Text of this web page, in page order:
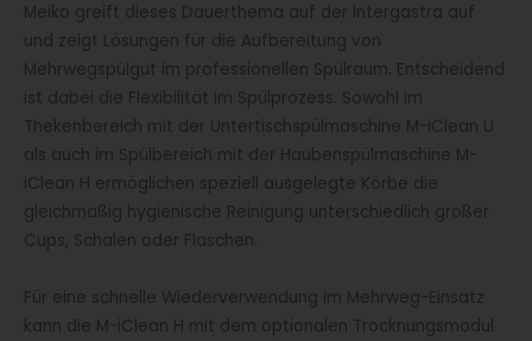
Meiko greift dieses Dauerthema auf der Intergastra auf
und zeigt Lösungen für die Aufbereitung von
Mehrwegspülgut im professionellen Spülraum. Entscheidend
ist dabei die Flexibilität im Spülprozess. Sowohl im
Thekenbereich mit der Untertischspülmaschine M-iClean U
als auch im Spülbereich mit der Haubenspülmaschine M-
iClean H ermöglichen speziell ausgelegte Körbe die
gleichmäßig hygienische Reinigung unterschiedlich großer
Cups, Schalen oder Flaschen.
Für eine schnelle Wiederverwendung im Mehrweg-Einsatz
kann die M-iClean H mit dem optionalen Trocknungsmodul